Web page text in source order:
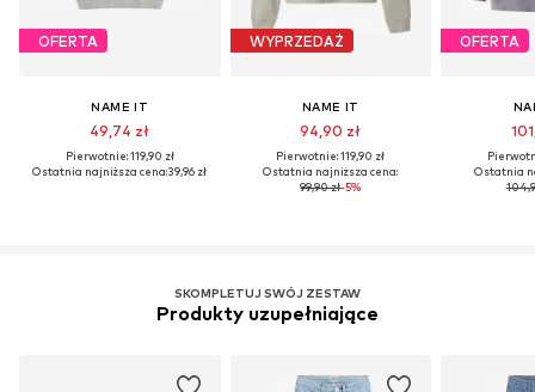
OFERTA
NAME IT
49,74 zł
Pierwotnie: 119,90 zł
Ostatnia najniższa cena:39,96 zł
WYPRZEDAŻ
NAME IT
94,90 zł
Pierwotnie: 119,90 zł
Ostatnia najniższa cena:
99,90 zł-5%
OFERTA
Ostatnia
SKOMPLETUJ SWÓJ ZESTAW
Produkty uzupełniające